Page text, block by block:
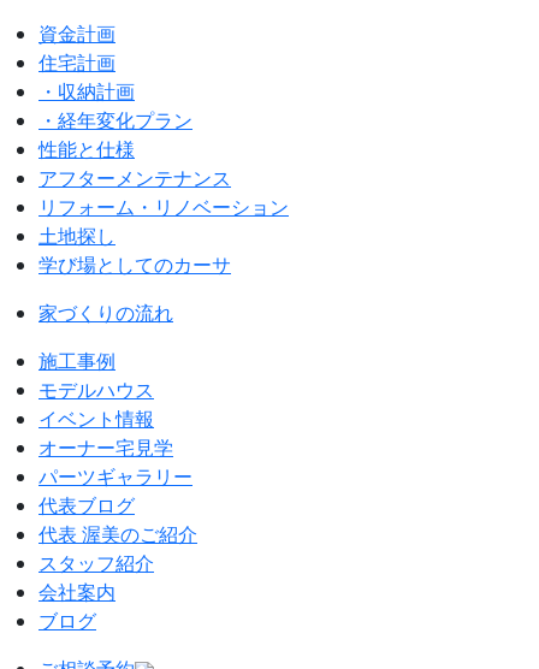
資金計画
住宅計画
・収納計画
・経年変化プラン
性能と仕様
アフターメンテナンス
リフォーム・リノベーション
土地探し
学び場としてのカーサ
家づくりの流れ
施工事例
モデルハウス
イベント情報
オーナー宅見学
パーツギャラリー
代表ブログ
代表 渥美のご紹介
スタッフ紹介
会社案内
ブログ